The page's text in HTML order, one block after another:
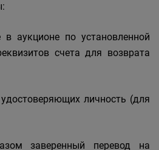
аукционе по установленной
счета для возврата
личность (для
заверенный перевод на